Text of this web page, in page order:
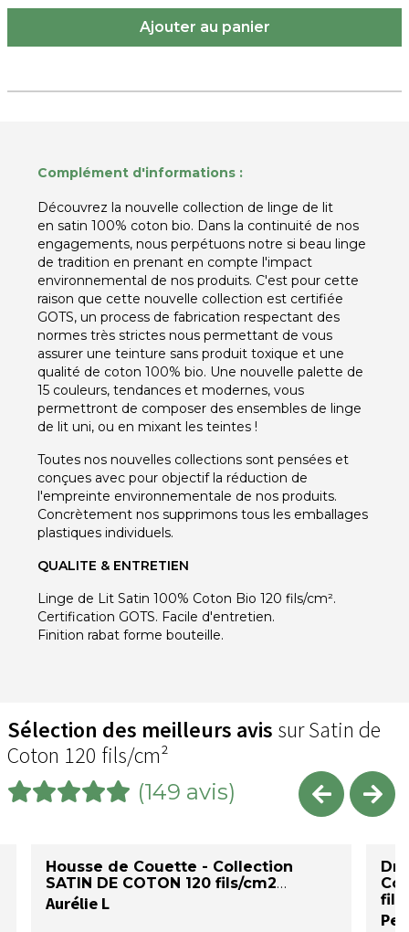
Complément d'informations :
Découvrez la nouvelle collection de linge de lit
en satin 100% coton bio. Dans la continuité de nos
engagements, nous perpétuons notre si beau linge
de tradition en prenant en compte l'impact
environnemental de nos produits. C'est pour cette
raison que cette nouvelle collection est certifiée
GOTS, un process de fabrication respectant des
normes très strictes nous permettant de vous
assurer une teinture sans produit toxique et une
qualité de coton 100% bio. Une nouvelle palette de
15 couleurs, tendances et modernes, vous
permettront de composer des ensembles de linge
de lit uni, ou en mixant les teintes !
Toutes nos nouvelles collections sont pensées et
conçues avec pour objectif la réduction de
l'empreinte environnementale de nos produits.
Concrètement nos supprimons tous les emballages
plastiques individuels.
QUALITE & ENTRETIEN
Linge de Lit Satin 100% Coton Bio 120 fils/cm².
Certification GOTS. Facile d'entretien.
Finition rabat forme bouteille.
Sélection des meilleurs avis sur Satin de
Coton 120 fils/cm²
(149 avis)
Housse de Couette - Collection
SATIN DE COTON 120 fils/cm2
Aurélie L